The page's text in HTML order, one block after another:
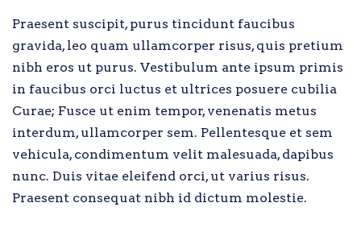
Praesent suscipit, purus tincidunt faucibus
gravida, leo quam ullamcorper risus, quis pretium
nibh eros ut purus. Vestibulum ante ipsum primis
in faucibus orci luctus et ultrices posuere cubilia
Curae; Fusce ut enim tempor, venenatis metus
interdum, ullamcorper sem. Pellentesque et sem
vehicula, condimentum velit malesuada, dapibus
nunc. Duis vitae eleifend orci, ut varius risus.
Praesent consequat nibh id dictum molestie.